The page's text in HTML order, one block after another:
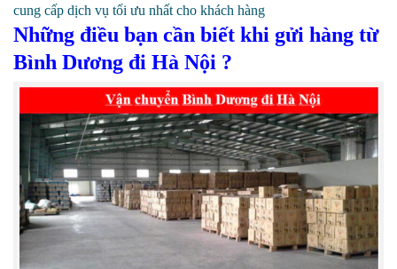
cung cấp dịch vụ tối ưu nhất cho khách hàng
Những điều bạn cần biết khi gửi hàng từ
Bình Dương đi Hà Nội ?